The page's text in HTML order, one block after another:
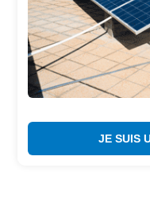
JE SUIS